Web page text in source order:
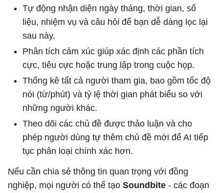
Tự động nhận diện ngày tháng, thời gian, số
liệu, nhiệm vụ và câu hỏi để bạn dễ dàng lọc lại
sau này.
Phân tích cảm xúc giúp xác định các phần tích
cực, tiêu cực hoặc trung lập trong cuộc họp.
Thống kê tất cả người tham gia, bao gồm tốc độ
nói (từ/phút) và tỷ lệ thời gian phát biểu so với
những người khác.
Theo dõi các chủ đề được thảo luận và cho
phép người dùng tự thêm chủ đề mới để AI tiếp
tục phân loại chính xác hơn.
Nếu cần chia sẻ thông tin quan trọng với đồng
nghiệp, mọi người có thể tạo Soundbite - các đoạn